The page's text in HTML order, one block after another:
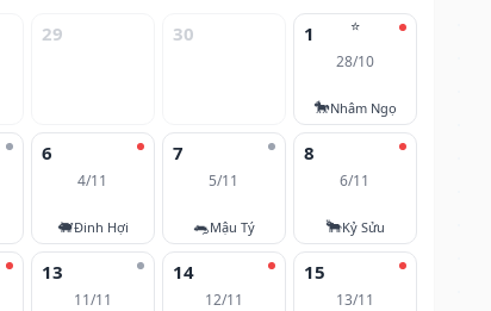
29 30 ⭐
1
28/10
🐎Nhâm Ngọ
6
4/11
🐖Đinh Hợi
7
5/11
🐀Mậu Tý
8
6/11
🐂Kỷ Sửu
13
11/11
14
12/11
15
13/11